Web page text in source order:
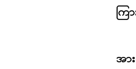
ကြာ
အာ